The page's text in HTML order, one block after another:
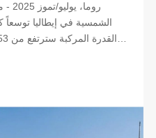
الشمسية في إيطاليا توسعاً